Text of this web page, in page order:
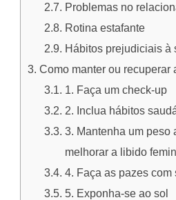
Problemas no
Rotina estafante
Hábitos prejudiciais à
Como manter ou recuperar
1. Faça um check-up
2. Inclua hábitos
3. Mantenha um peso
melhorar a libido
4. Faça as pazes com
5. Exponha-se ao sol